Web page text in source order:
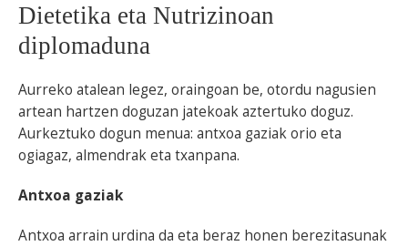
Dietetika eta Nutrizinoan
diplomaduna
Aurreko atalean legez, oraingoan be, otordu nagusien
artean hartzen doguzan jatekoak aztertuko doguz.
Aurkeztuko dogun menua: antxoa gaziak orio eta
ogiagaz, almendrak eta txanpana.
Antxoa gaziak
Antxoa arrain urdina da eta beraz honen berezitasunak